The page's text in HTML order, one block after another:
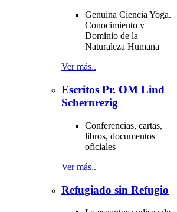
Genuina Ciencia Yoga.
Conocimiento y
Dominio de la
Naturaleza Humana
Ver más..
Escritos Pr. OM Lind
Schernrezig
Conferencias, cartas,
libros, documentos
oficiales
Ver más..
Refugiado sin Refugio